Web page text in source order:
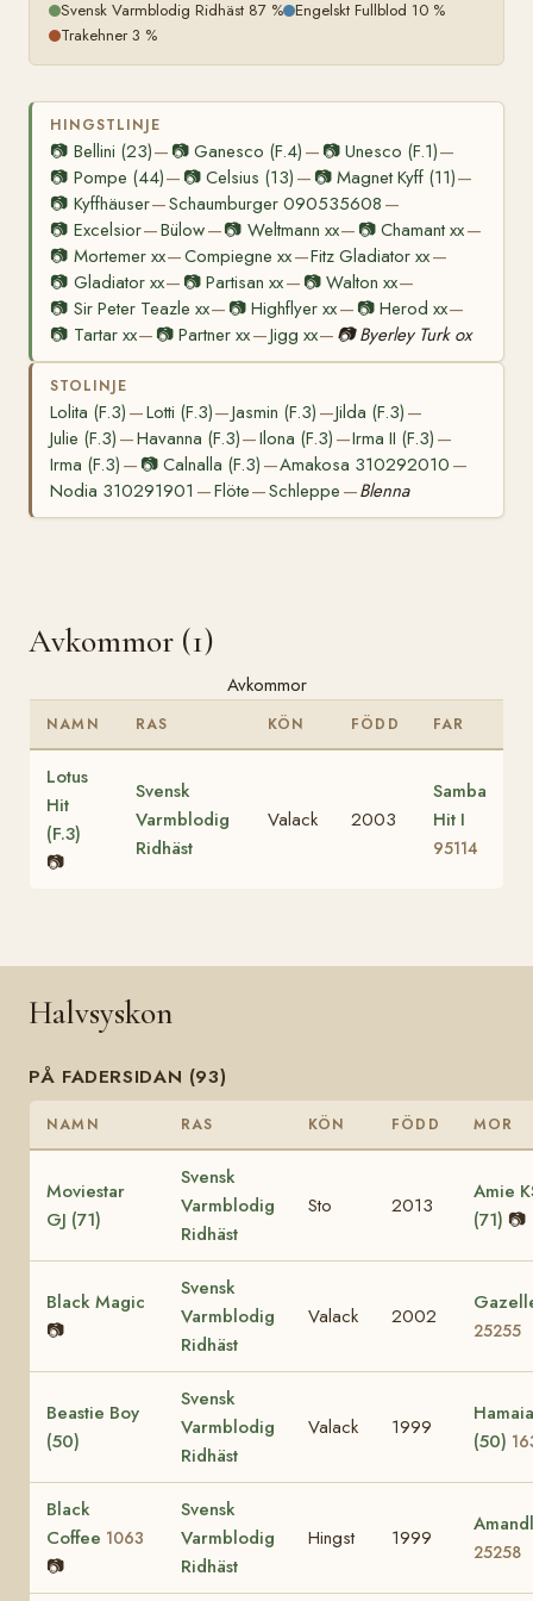
Svensk Varmblodig Ridhäst 87 % Engelskt Fullblod 10 %
Trakehner 3 %
HINGSTLINJE
📷 Bellini (23)— 📷Ganesco (F.4) — 📷 Unesco (F.1)—
📷 Pompe (44)— 📷Celsius (13) — 📷 Magnet Kyff (11)—
📷 Kyffhäuser—Schaumburger 090535608 —
📷 Excelsior—Bülow—📷 Weltmann xx— 📷Chamant xx—
📷 Mortemer xx—Compiegne xx—Fitz Gladiator xx—
📷 Gladiator xx— 📷Partisan xx— 📷 Walton xx—
📷 Sir Peter Teazle xx— 📷Highflyer xx— 📷 Herod xx—
📷 Tartar xx— 📷Partner xx—Jigg xx— 📷 Byerley Turk ox
STOLINJE
Lolita (F.3) —Lotti (F.3)—Jasmin (F.3) —Jilda (F.3) —
Julie (F.3) —Havanna (F.3)—Ilona (F.3) —Irma II (F.3) —
Irma (F.3) — 📷Calnalla (F.3) —Amakosa 310292010 —
Nodia 310291901 —Flöte—Schleppe —Blenna
Avkommor (1)
Avkommor
NAMN RAS KÖN FÖDD FAR
Lotus
Hit
(F.3)
📷
Svensk
Varmblodig
Ridhäst
Valack 2003
Samba
Hit I
95114
Halvsyskon
PÅ FADERSIDAN (93)
NAMN RAS KÖN FÖDD MOR
Moviestar
GJ (71)
Svensk
Varmblodig
Ridhäst
Sto 2013
Amie
(71) 📷
Black Magic
📷
Svensk
Varmblodig
Ridhäst
Valack 2002
25255
Beastie Boy
(50)
Svensk
Varmblodig
Ridhäst
Valack 1999
Hamaia
(50)
Black
Coffee 1063
📷
Svensk
Varmblodig
Ridhäst
Hingst 1999
25258